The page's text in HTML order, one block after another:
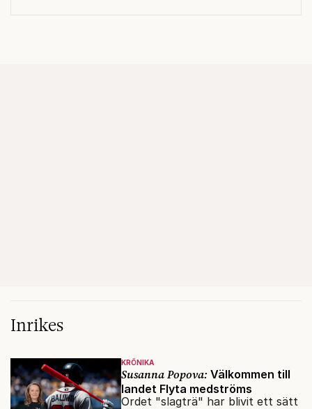
Inrikes
KRÖNIKA
Susanna Popova: Välkommen till
landet Flyta medströms
Ordet "slagträ" har blivit ett sätt